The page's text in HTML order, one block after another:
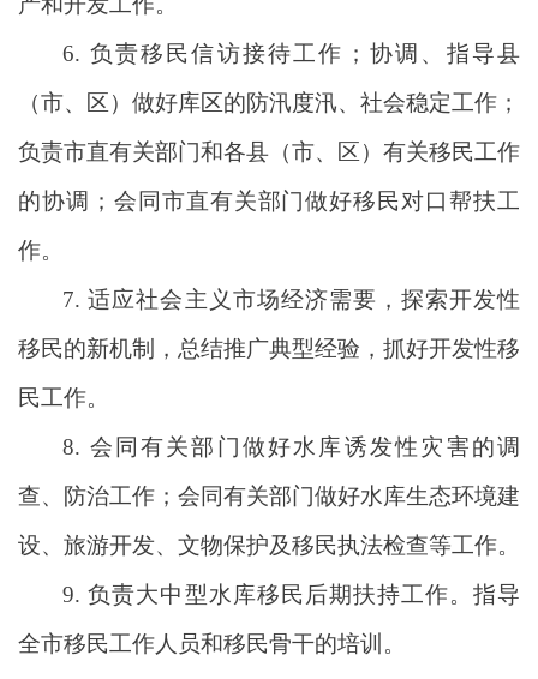
6. 负责移民信访接待工作；协调、指导县
（市、区）做好库区的防汛度汛、社会稳定工作；
负责市直有关部门和各县（市、区）有关移民工作
的协调；会同市直有关部门做好移民对口帮扶工
作。
7. 适应社会主义市场经济需要，探索开发性
移民的新机制，总结推广典型经验，抓好开发性移
民工作。
8. 会同有关部门做好水库诱发性灾害的调
查、防治工作；会同有关部门做好水库生态环境建
设、旅游开发、文物保护及移民执法检查等工作。
9. 负责大中型水库移民后期扶持工作。指导
全市移民工作人员和移民骨干的培训。